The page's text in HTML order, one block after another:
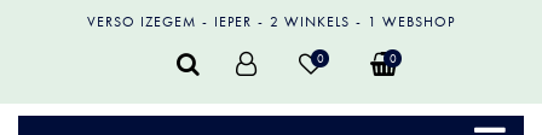
VERSO IZEGEM IEPER 2 WINKELS 1 WEBSHOP
0 0